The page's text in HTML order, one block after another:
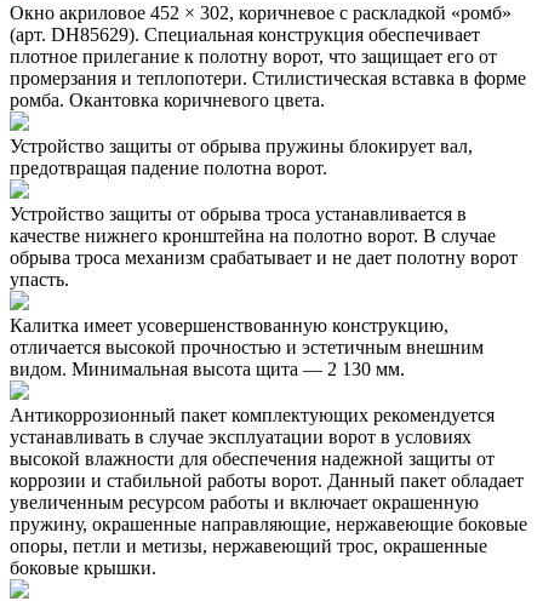
Окно акриловое 452 × 302, коричневое с раскладкой «ромб»
(арт. DH85629). Специальная конструкция обеспечивает
плотное прилегание к полотну ворот, что защищает его от
промерзания и теплопотери. Стилистическая вставка в форме
ромба. Окантовка коричневого цвета.
Устройство защиты от обрыва пружины блокирует вал,
предотвращая падение полотна ворот.
Устройство защиты от обрыва троса устанавливается в
качестве нижнего кронштейна на полотно ворот. В случае
обрыва троса механизм срабатывает и не дает полотну ворот
упасть.
Калитка имеет усовершенствованную конструкцию,
отличается высокой прочностью и эстетичным внешним
видом. Минимальная высота щита — 2 130 мм.
Антикоррозионный пакет комплектующих рекомендуется
устанавливать в случае эксплуатации ворот в условиях
высокой влажности для обеспечения надежной защиты от
коррозии и стабильной работы ворот. Данный пакет обладает
увеличенным ресурсом работы и включает окрашенную
пружину, окрашенные направляющие, нержавеющие боковые
опоры, петли и метизы, нержавеющий трос, окрашенные
боковые крышки.